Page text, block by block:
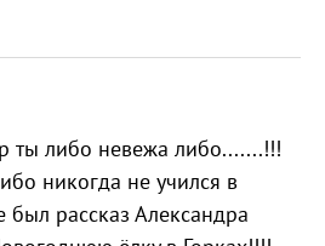
ты либо невежа либо.......!!!
никогда не учился в
был рассказ Александра